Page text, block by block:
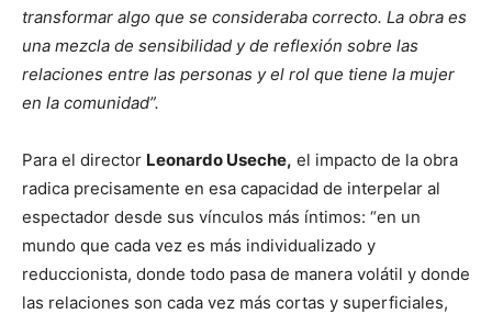
transformar algo que se consideraba correcto. La obra es
una mezcla de sensibilidad y de reflexión sobre las
relaciones entre las personas y el rol que tiene la mujer
en la comunidad”.
Para el director Leonardo Useche, el impacto de la obra
radica precisamente en esa capacidad de interpelar al
espectador desde sus vínculos más íntimos: “en un
mundo que cada vez es más individualizado y
reduccionista, donde todo pasa de manera volátil y donde
las relaciones son cada vez más cortas y superficiales,